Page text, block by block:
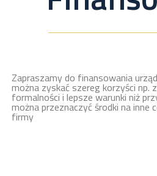
Zapraszamy do finansowania
można zyskać szereg korzyści np.
formalności i lepsze warunki niż
można przeznaczyć środki na
firmy